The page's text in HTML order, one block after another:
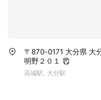
〒870-0171 大分県 大
明野２０１
高城駅, 大分駅